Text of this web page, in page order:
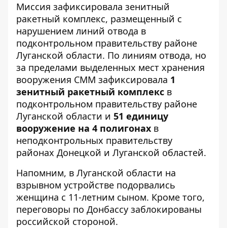
Миссия зафиксировала зенитный
ракетный комплекс, размещенный с
нарушением линий отвода в
подконтрольном правительству районе
Луганской области. По линиям отвода, но
за пределами выделенных мест хранения
вооружения СММ зафиксировала 1
зенитный ракетный комплекс в
подконтрольном правительству районе
Луганской области и 51 единицу
вооружение на 4 полигонах в
неподконтрольных правительству
районах Донецкой и Луганской областей.
Напомним, в Луганской области на
взрывном устройстве подорвались
женщина с 11-летним сыном. Кроме того,
переговоры по Донбассу заблокированы
российской стороной.